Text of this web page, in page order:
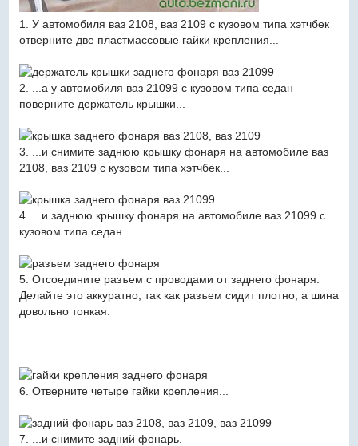
1. У автомобиля ваз 2108, ваз 2109 с кузовом типа хэтчбек
отверните две пластмассовые гайки крепления...
2. ...а у автомобиля ваз 21099 с кузовом типа седан
поверните держатель крышки...
3. ...и снимите заднюю крышку фонаря на автомобиле ваз
2108, ваз 2109 с кузовом типа хэтчбек...
4. ...и заднюю крышку фонаря на автомобиле ваз 21099 с
кузовом типа седан.
5. Отсоедините разъем с проводами от заднего фонаря.
Делайте это аккуратно, так как разъем сидит плотно, а шина
довольно тонкая.
6. Отверните четыре гайки крепления...
7. ...и снимите задний фонарь.